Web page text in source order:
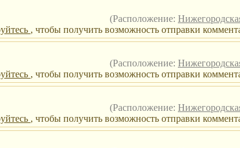
(Расположение:
, чтобы получить возможность отправки
(Расположение:
, чтобы получить возможность отправки
(Расположение:
, чтобы получить возможность отправки